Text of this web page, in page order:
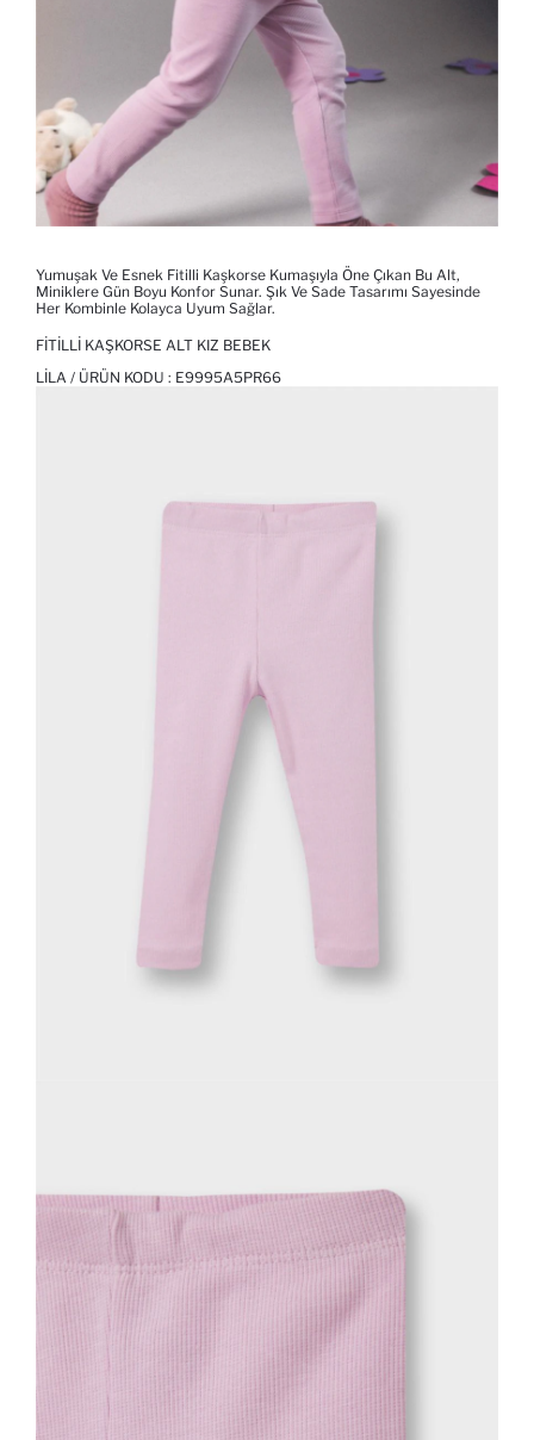
Yumuşak Ve Esnek Fitilli Kaşkorse Kumaşıyla Öne Çıkan Bu Alt,
Miniklere Gün Boyu Konfor Sunar. Şık Ve Sade Tasarımı Sayesinde
Her Kombinle Kolayca Uyum Sağlar.
FITILLI KAŞKORSE ALT KIZ BEBEK
LILA / ÜRÜN KODU : E9995A5PR66